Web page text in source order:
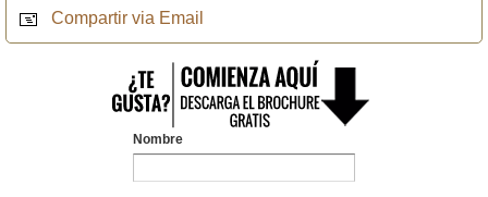
Compartir via Email
Nombre